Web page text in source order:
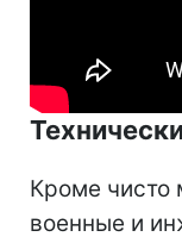
Кроме чисто
военные и